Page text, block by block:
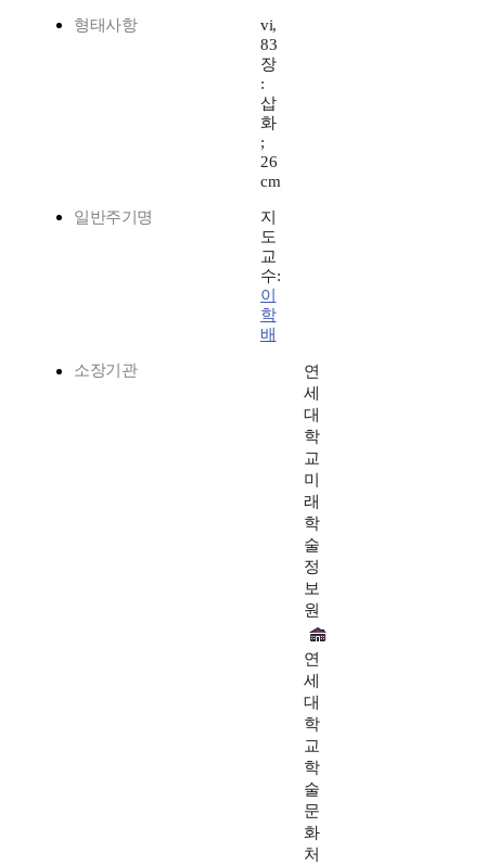
형태사항
vi,
83
장
:
삽
화
;
26
cm
일반주기명
지
도
교
수:
이
학
배
소장기관
연
세
대
학
교
미
래
학
술
정
보
원
연
세
대
학
교
학
술
문
화
처